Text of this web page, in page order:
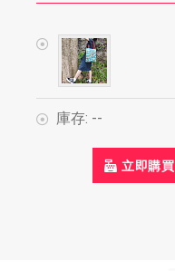
庫存: --
立即購買